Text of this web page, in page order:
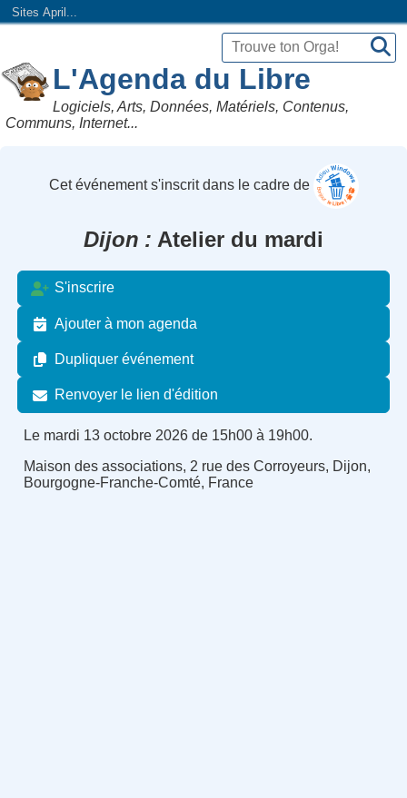
Sites April...
L'Agenda du Libre
Logiciels, Arts, Données, Matériels, Contenus,
Communs, Internet...
Cet événement s'inscrit dans le cadre de
Dijon Atelier du mardi
S'inscrire
Ajouter à mon agenda
Dupliquer événement
Renvoyer le lien d'édition
Le mardi 13 octobre 2026 de 15h00 à 19h00.
Maison des associations, 2 rue des Corroyeurs, Dijon,
Bourgogne-Franche-Comté, France